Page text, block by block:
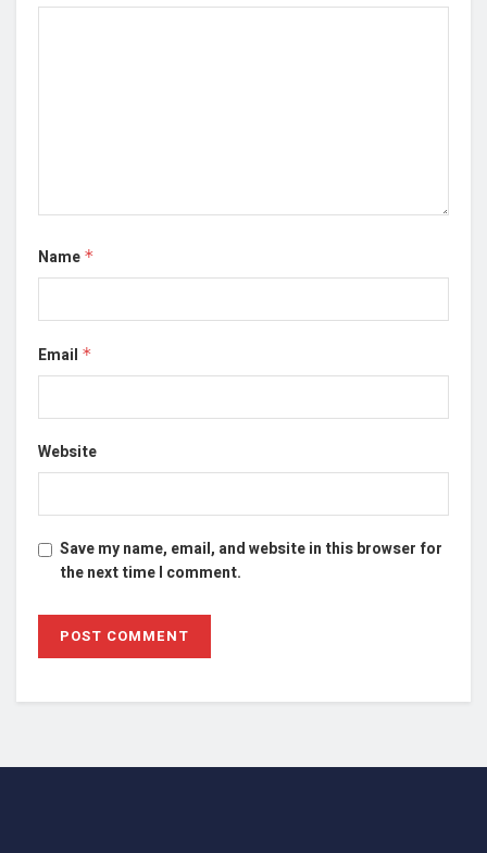
Name *
Email *
Website
Save my name, email, and website in this browser for
the next time I comment.